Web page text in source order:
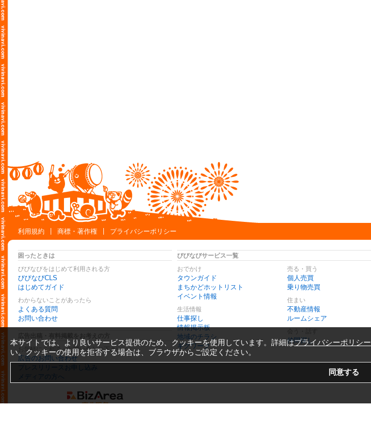
利用規約
商標・著作権 プライバシーポリシー
困ったときは
びびなびをはじめて利用される方
びびなびCLS
はじめてガイド
わからないことがあったら
よくある質問
お問い合わせ
お気軽にご相談・お問い合わせ下さい
広告のお問い合わせ
プレスリリースお申し込み
メディアの方へ
びびなびサービス一覧
おでかけ
タウンガイド
まちかどホットリスト
イベント情報
生活情報
仕事探し
情報掲示板
地域のチラシ
ギグワーク
売る・買う
個人売買
乗り物売買
住まい
不動産情報
ルームシェア
仲間探し
本サイトでは、より良いサービス提供のため、クッキーを使用しています。詳細はプライバシーポリシー
い。クッキーの使用を拒否する場合は、ブラウザからご設定ください。